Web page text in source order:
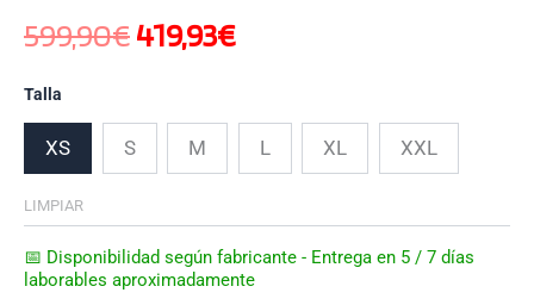
599,90€419,93€
Talla
XS S M L XL XXL
LIMPIAR
📅 Disponibilidad según fabricante - Entrega en 5 / 7 días
laborables aproximadamente